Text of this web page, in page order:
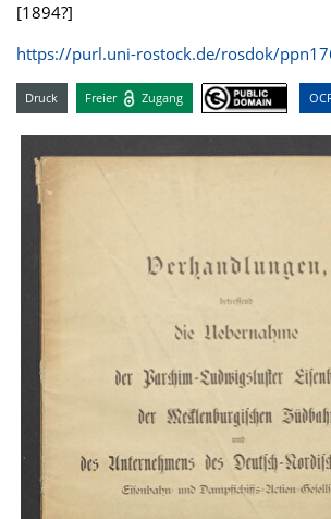
[1894?]
https://purl.uni-rostock.de/rosdok/
Druck Freier Zugang